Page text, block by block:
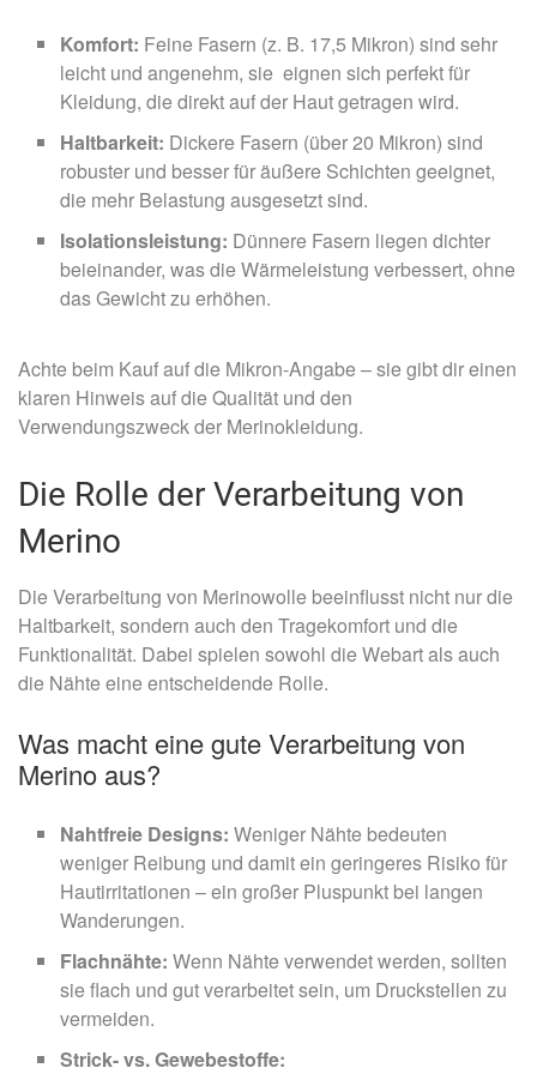
Komfort: Feine Fasern (z. B. 17,5 Mikron) sind sehr
leicht und angenehm, sie eignen sich perfekt für
Kleidung, die direkt auf der Haut getragen wird.
Haltbarkeit: Dickere Fasern (über 20 Mikron) sind
robuster und besser für äußere Schichten geeignet,
die mehr Belastung ausgesetzt sind.
Isolationsleistung: Dünnere Fasern liegen dichter
beieinander, was die Wärmeleistung verbessert, ohne
das Gewicht zu erhöhen.
Achte beim Kauf auf die Mikron-Angabe – sie gibt dir einen
klaren Hinweis auf die Qualität und den
Verwendungszweck der Merinokleidung.
Die Rolle der Verarbeitung von
Merino
Die Verarbeitung von Merinowolle beeinflusst nicht nur die
Haltbarkeit, sondern auch den Tragekomfort und die
Funktionalität. Dabei spielen sowohl die Webart als auch
die Nähte eine entscheidende Rolle.
Was macht eine gute Verarbeitung von
Merino aus?
Nahtfreie Designs: Weniger Nähte bedeuten
weniger Reibung und damit ein geringeres Risiko für
Hautirritationen – ein großer Pluspunkt bei langen
Wanderungen.
Flachnähte: Wenn Nähte verwendet werden, sollten
sie flach und gut verarbeitet sein, um Druckstellen zu
vermeiden.
Strick- vs. Gewebestoffe: